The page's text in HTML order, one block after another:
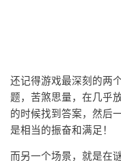
还记得游戏最深刻的两
题，苦煞思量，在几乎
的时候找到答案，然后
是相当的振奋和满足！
而另一个场景，就是在